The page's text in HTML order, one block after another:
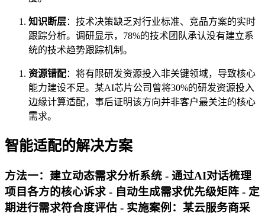
知识断层：技术决策缺乏对行业标准、竞品方案的实时
跟踪分析。调研显示，78%的技术团队承认没有建立系
统的技术趋势跟踪机制。
资源错配：将有限研发资源投入非关键领域，导致核心
能力建设不足。某AI芯片公司曾将30%的研发资源投入
边缘计算适配，事后证明该方向并非客户最关注的核心
需求。
智能适配的解决方案
方法一：建立动态需求分析系统 - 通过AI对话梳理
项目各方的核心诉求 - 自动生成需求优先级矩阵 - 定
期进行需求符合度评估 - 实施案例：某云服务商采